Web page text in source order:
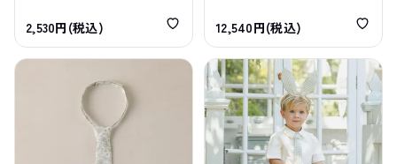
2,530円(税込) 12,540円(税込)